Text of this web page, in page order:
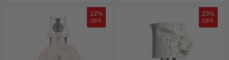
12%
OFF
23%
OFF